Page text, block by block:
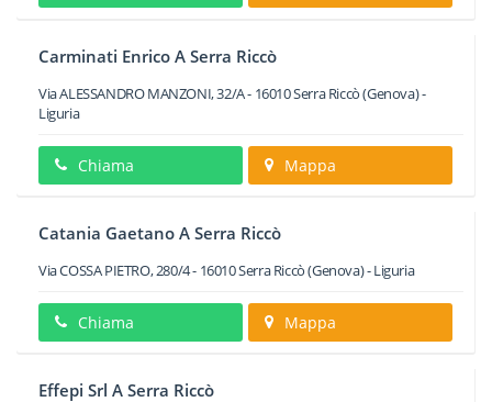
Carminati Enrico A Serra Riccò
Via ALESSANDRO MANZONI, 32/A- 16010Serra Riccò(Genova) -
Liguria
Chiama Mappa
Catania Gaetano A Serra Riccò
Via COSSA PIETRO, 280/4- 16010Serra Riccò(Genova) -Liguria
Chiama Mappa
Effepi Srl A Serra Riccò